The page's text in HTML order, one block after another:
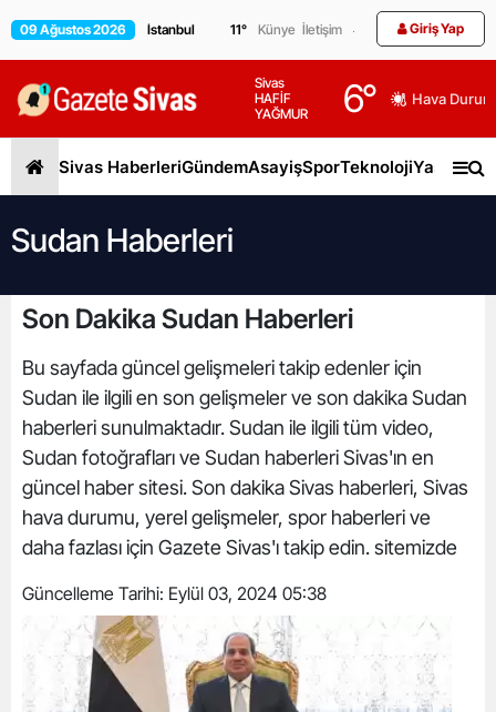
09 Ağustos 2026 11° Künye İletişim Giriş Yap
Sivas
HAFİF
YAĞMUR
6° Hava
Sivas HaberleriGündemAsayişSporTeknolojiYaşam
Sudan Haberleri
Son Dakika Sudan Haberleri
Bu sayfada güncel gelişmeleri takip edenler için
Sudan ile ilgili en son gelişmeler ve son dakika Sudan
haberleri sunulmaktadır. Sudan ile ilgili tüm video,
Sudan fotoğrafları ve Sudan haberleri Sivas'ın en
güncel haber sitesi. Son dakika Sivas haberleri, Sivas
hava durumu, yerel gelişmeler, spor haberleri ve
daha fazlası için Gazete Sivas'ı takip edin. sitemizde
Güncelleme Tarihi: Eylül 03, 2024 05:38